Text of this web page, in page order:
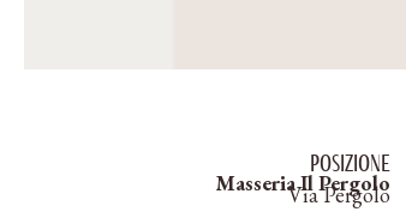
Posizione
Masseria Il Pergolo
Via Pergolo